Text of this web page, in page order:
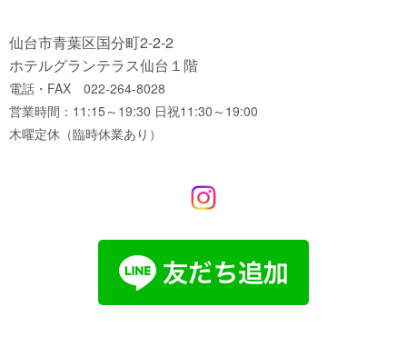
仙台市青葉区国分町2-2-2
ホテルグランテラス仙台１階
電話・FAX 022-264-8028
営業時間：11:15～19:30 日祝11:30～19:00
木曜定休（臨時休業あり）